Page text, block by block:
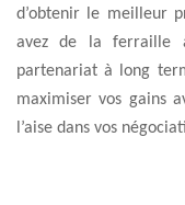
d’obtenir le meilleur
avez de la ferraille
partenariat à long
maximiser vos gains
l’aise dans vos